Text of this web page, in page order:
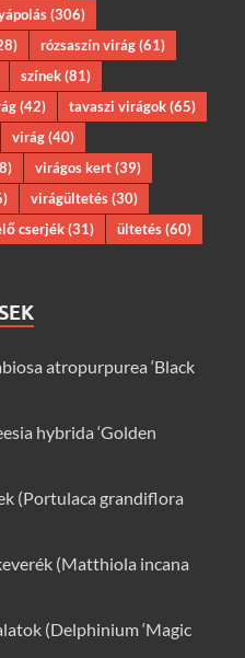
(306)
rózsaszín virág(61)
színek(81)
(42) tavaszi virágok(65)
virág(40)
virágos kert(39)
virágültetés(30)
cserjék(31) ültetés(60)
atropurpurea ‘Black
hybrida ‘Golden
(Portulaca grandiflora
(Matthiola incana
(Delphinium ‘Magic